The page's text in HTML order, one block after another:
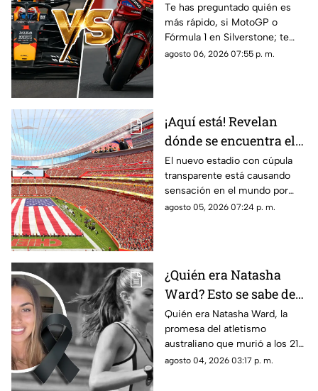
categoría es más rápida
y por cuánto?
Te has preguntado quién es
más rápido, si MotoGP o
Fórmula 1 en Silverstone; te
contamos los horarios del GP
agosto 06, 2026 07:55 p. m.
¡Aquí está! Revelan
dónde se encuentra el
estadio con cúpula
transparente
El nuevo estadio con cúpula
transparente está causando
sensación en el mundo por
cómo luce y aquí te contamos
agosto 05, 2026 07:24 p. m.
¿Quién era Natasha
Ward? Esto se sabe de
la mu3rt3 de la joven
promesa del atletismo
a los 21 años
Quién era Natasha Ward, la
promesa del atletismo
australiano que murió a los 21
años. Conoce su trayectoria,
agosto 04, 2026 03:17 p. m.